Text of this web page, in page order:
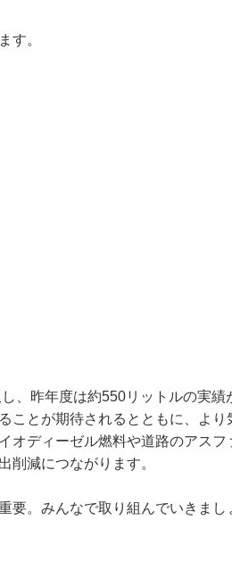
す。
、昨年度は約550リットルの実績
ことが期待されるとともに、より
オディーゼル燃料や道路のアスフ
削減につながります。
要。みんなで取り組んでいきまし